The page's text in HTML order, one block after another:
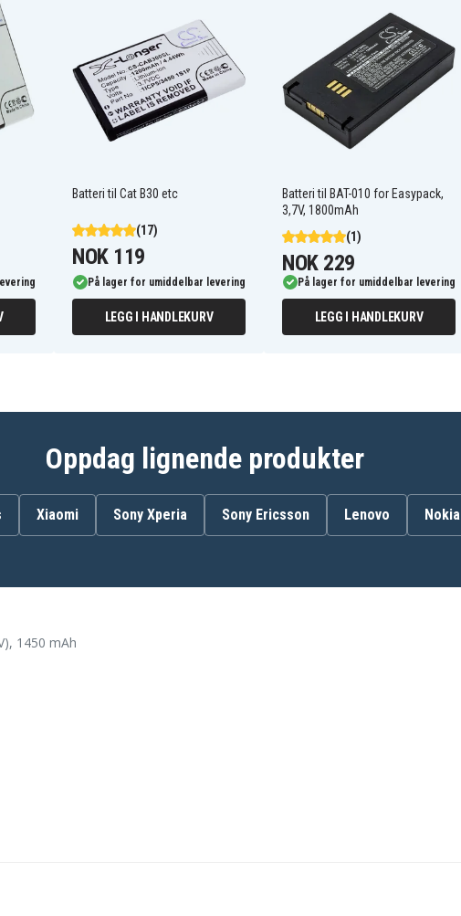
Jcb TP305
Batteri til Cat B30 etc
(17)
NOK 119
På lager for umiddelbar levering
LEGG I HANDLEKURV
Batteri til BAT-010 for Easypack,
3,7V, 1800mAh
(1)
NOK 229
På lager for umiddelbar levering
LEGG I HANDLEKURV
Oppdag lignende produkter
Xiaomi Sony Xperia Sony Ericsson Lenovo Nokia
1450 mAh